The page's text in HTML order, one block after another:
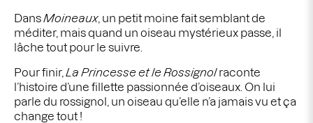
DansMoineaux, un petit moine fait semblant de
méditer, mais quand un oiseau mystérieux passe, il
lâche tout pour le suivre.
Pour finir, La Princesse et le Rossignolraconte
l’histoire d’une fillette passionnée d’oiseaux. On lui
parle du rossignol, un oiseau qu’elle n’a jamais vu et ça
change tout !